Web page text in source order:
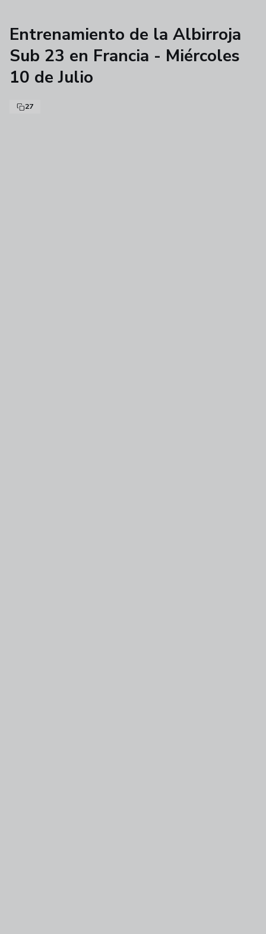
Entrenamiento de la Albirroja
Sub 23 en Francia - Miércoles
10 de Julio
27